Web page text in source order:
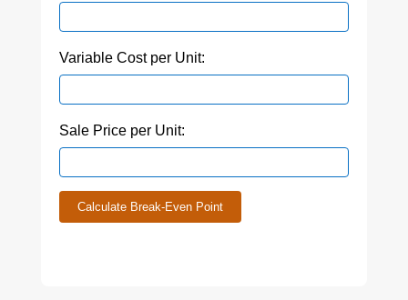
Variable Cost per Unit:
Sale Price per Unit:
Calculate Break-Even Point